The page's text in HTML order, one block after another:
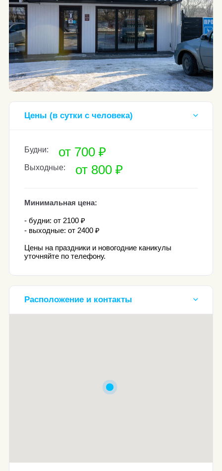
Цены (в сутки с человека)
Будни: от 700 ₽
Выходные: от 800 ₽
Минимальная цена:
- будни: от 2100 ₽
- выходные: от 2400 ₽
Цены на праздники и новогодние каникулы
уточняйте по телефону.
Расположение и контакты